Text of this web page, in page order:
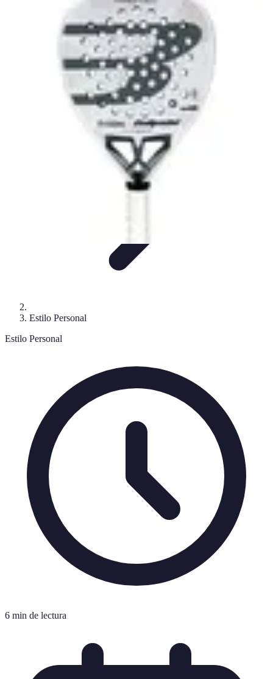
Estilo Para Todos
Consejos de EstiloGuía de
AccesoriosTendencias
Estilo Para Todos
Estilo Personal
Estilo Personal
6 min de lectura